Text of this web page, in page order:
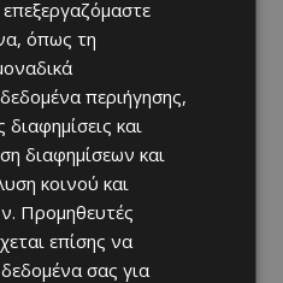
Ο Λευκαρίτικος τταβάς:
Η αυθεντική κυπριακή
συνταγή που περνά από
γενιά σε γενιά
Ανάμεσα στα πιο
χαρακτηριστικά φαγητά της
κυπριακής παραδοσιακής
κουζίνας ξεχωρίζει ο
Λευκαρίτικος τταβάς, ένα
φαγητό που συνδέεται
άρρηκτα...
όπως τη
περιήγησης,
διαφημίσεις και
διαφημίσεων και
κοινού και
Προμηθευτές
επίσης να
σας για